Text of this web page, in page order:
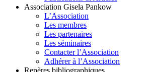
Association Gisela Pankow
L’Association
Les membres
Les partenaires
Les séminaires
Contacter l’Association
Adhérer à l’Association
Repères bibliographiques